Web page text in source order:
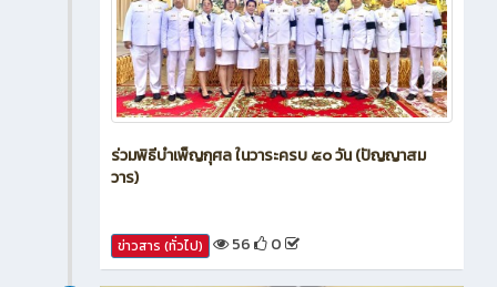
ร่วมพิธีบำเพ็ญกุศล ในวาระครบ ๕๐ วัน (ปัญญาสม
วาร)
ข่าวสาร (ทั่วไป) 56 0